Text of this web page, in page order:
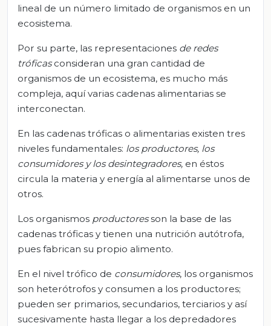
lineal de un número limitado de organismos en un
ecosistema.
Por su parte, las representaciones de redes
tróficasconsideran una gran cantidad de
organismos de un ecosistema, es mucho más
compleja, aquí varias cadenas alimentarias se
interconectan.
En las cadenas tróficas o alimentarias existen tres
niveles fundamentales: los productores, los
consumidores y los desintegradores, en éstos
circula la materia y energía al alimentarse unos de
otros.
Los organismos productoresson la base de las
cadenas tróficas y tienen una nutrición autótrofa,
pues fabrican su propio alimento.
En el nivel trófico de consumidores, los organismos
son heterótrofos y consumen a los productores;
pueden ser primarios, secundarios, terciarios y así
sucesivamente hasta llegar a los depredadores